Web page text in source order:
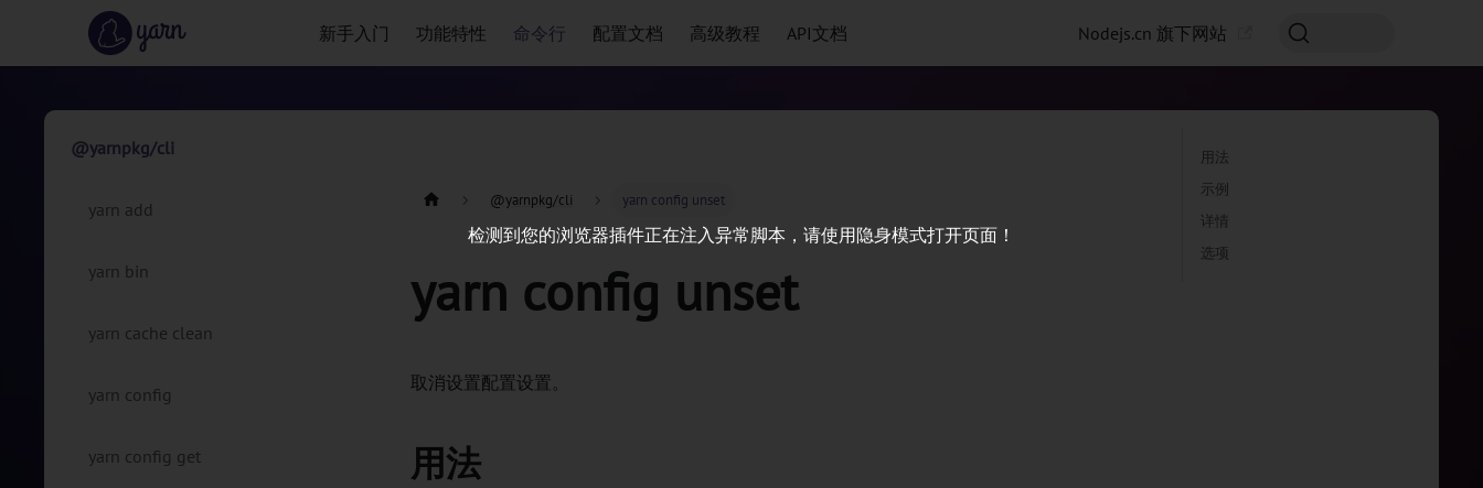
新手入门 功能特性 命令行 配置文档 高级教程 API文档 Nodejs.cn 旗下网站
@yarnpkg/cli
yarn add
yarn bin
yarn cache clean
yarn config
yarn config get
@yarnpkg/cli yarn config unset
yarn config unset
取消设置配置设置。
用法
用法
示例
详情
选项
检测到您的浏览器插件正在注入异常脚本，请使用隐身模式打开页面！